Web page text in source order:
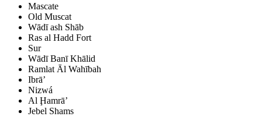
Mascate
Old Muscat
Wādī ash Shāb
Ras al Hadd Fort
Sur
Wādī Banī Khālid
Ramlat Āl Wahībah
Ibrā’
Nizwá
Al Ḩamrā’
Jebel Shams